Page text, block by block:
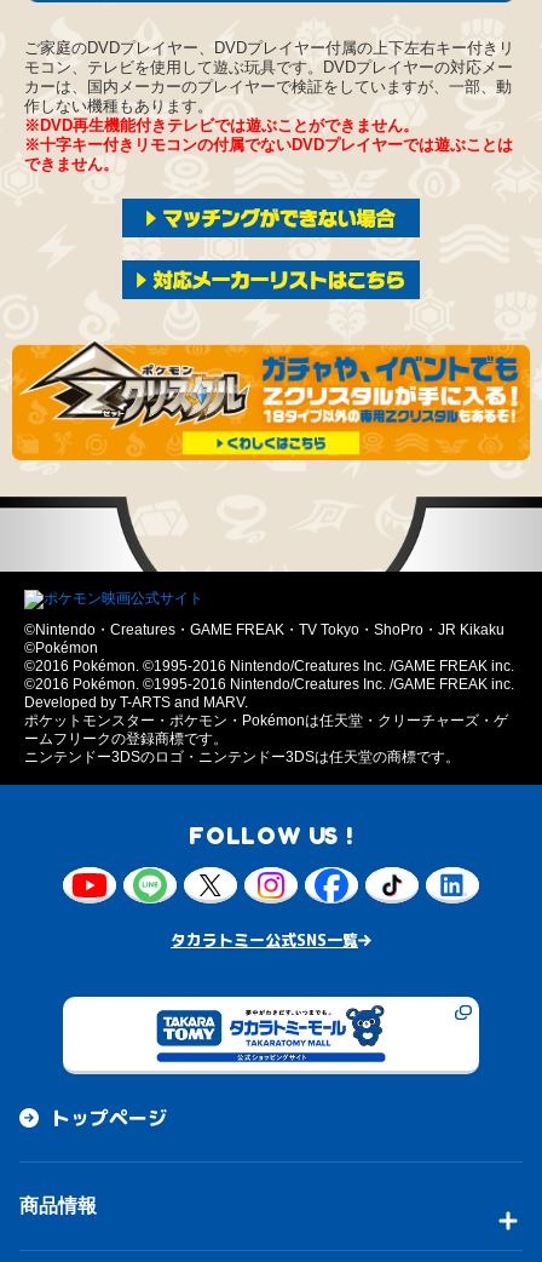
ご家庭のDVDプレイヤー、DVDプレイヤー付属の上下左右キー付きリ
モコン、テレビを使用して遊ぶ玩具です。DVDプレイヤーの対応メー
カーは、国内メーカーのプレイヤーで検証をしていますが、一部、動
作しない機種もあります。
※DVD再生機能付きテレビでは遊ぶことができません。
※十字キー付きリモコンの付属でないDVDプレイヤーでは遊ぶことは
できません。
©Nintendo・Creatures・GAME FREAK・TV Tokyo・ShoPro・JR Kikaku
©Pokémon
©2016 Pokémon. ©1995-2016 Nintendo/Creatures Inc. /GAME FREAK inc.
©2016 Pokémon. ©1995-2016 Nintendo/Creatures Inc. /GAME FREAK inc.
Developed by T-ARTS and MARV.
ポケットモンスター・ポケモン・Pokémonは任天堂・クリーチャーズ・ゲ
ームフリークの登録商標です。
ニンテンドー3DSのロゴ・ニンテンドー3DSは任天堂の商標です。
FOLLOW US !
タカラトミー公式SNS一覧
トップページ
商品情報